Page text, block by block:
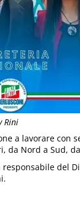
Rini
a lavorare con
da Nord a Sud,
responsabile del